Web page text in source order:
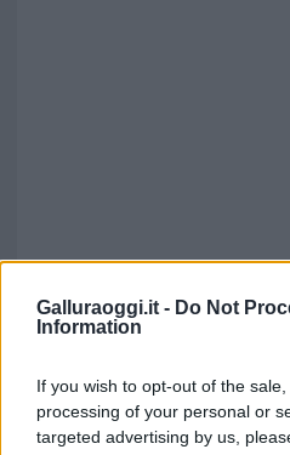
Galluraoggi.it - Do Not
Information
If you wish to opt-out of the
processing of your personal or
targeted advertising by us,